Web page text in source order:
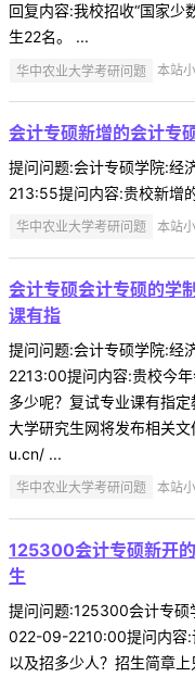
回复内容:我校招收“国家少
生22名。 ...
华中农业大学考研问题 本站
会计专硕新增的会计专
提问问题:会计专硕学院:
213:55提问内容:贵校新增
华中农业大学考研问题 本站
会计专硕会计专硕的学
课有指
提问问题:会计专硕学院:
2213:00提问内容:贵校今
多少呢？复试专业课有指
大学研究生网将发布相关
u.cn/ ...
华中农业大学考研问题 本站
125300会计专硕新开
生
提问问题:125300会计专
022-09-2210:00提问内容:
以及招多少人？招生简章